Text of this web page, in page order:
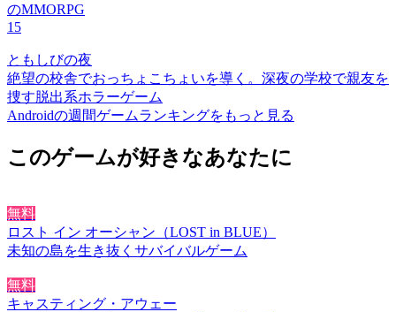
のMMORPG
15
ともしびの夜
絶望の校舎でおっちょこちょいを導く。深夜の学校で親友を
捜す脱出系ホラーゲーム
Androidの週間ゲームランキングをもっと見る
このゲームが好きなあなたに
無料
ロスト イン オーシャン（LOST in BLUE）
未知の島を生き抜くサバイバルゲーム
無料
キャスティング・アウェー